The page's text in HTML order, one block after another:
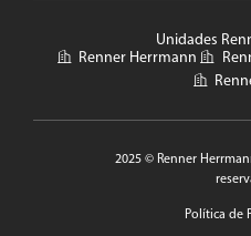
Unidades
Renner Herrmann
2025 © Renner
Política de